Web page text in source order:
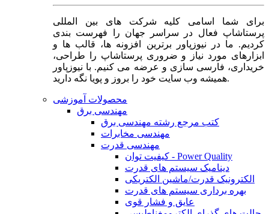
برای شما اسامی کلیه شرکت های بین المللی
پرستاشاپ فعال در سراسر جهان را فهرست بندی
کردیم. ما در نیوزپاور برترین افزونه ها، قالب ها و
ابزارهای مورد نیاز و ضروری پرستاشاپ را طراحی،
خریداری، فارسی سازی و عرضه می کنیم. با نیوزپاور
همیشه وب سایت خود را بروز و پویا نگه دارید.
محصولات آموزشی
مهندسی برق
کتب مرجع رشته مهندسی برق
مهندسی مخابرات
مهندسی قدرت
کیفیت توان - Power Quality
دینامیک سیستم های قدرت
الکترونیک قدرت/ماشین الکتریکی
بهره برداری سیستم های قدرت
عایق و فشار قوی